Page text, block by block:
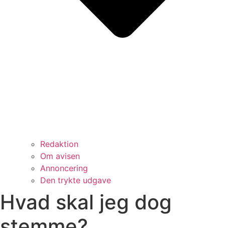
Redaktion
Om avisen
Annoncering
Den trykte udgave
Hvad skal jeg dog